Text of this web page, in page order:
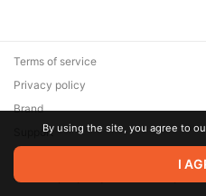
© 2026 Zaya Solutions Limited.
are the property of their
Terms of service
Privacy policy
Brand
SupportBy using the site, you agree to
I